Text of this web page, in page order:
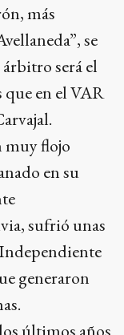
más
se
será el
en el VAR
muy flojo
en su
sufrió unas
generaron
últimos años